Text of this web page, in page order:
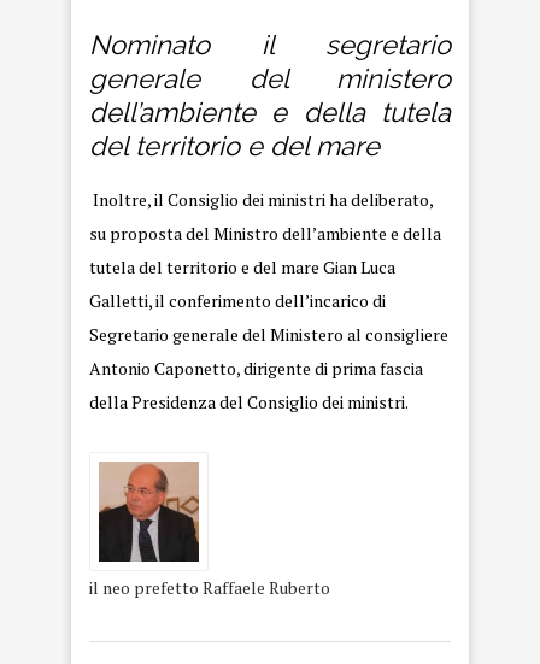
Nominato il segretario
generale del ministero
dell’ambiente e della tutela
del territorio e del mare
Inoltre, il Consiglio dei ministri ha deliberato,
su proposta del Ministro dell’ambiente e della
tutela del territorio e del mare Gian Luca
Galletti, il conferimento dell’incarico di
Segretario generale del Ministero al consigliere
Antonio Caponetto, dirigente di prima fascia
della Presidenza del Consiglio dei ministri.
il neo prefetto Raffaele Ruberto